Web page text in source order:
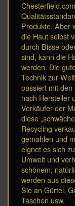
Produkte. Aber
die Haut selbst
durch Bisse
sind, kann die
werden. Die
Technik zur
passiert mit
nach Hersteller
Verkäufer der
diese
Recycling
gemahlen und
eignet es sich
Umwelt und
schönem,
werden aus
Sie an Gürtel,
Taschen usw.